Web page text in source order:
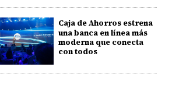
Caja de Ahorros estrena
una banca en línea más
moderna que conecta
con todos